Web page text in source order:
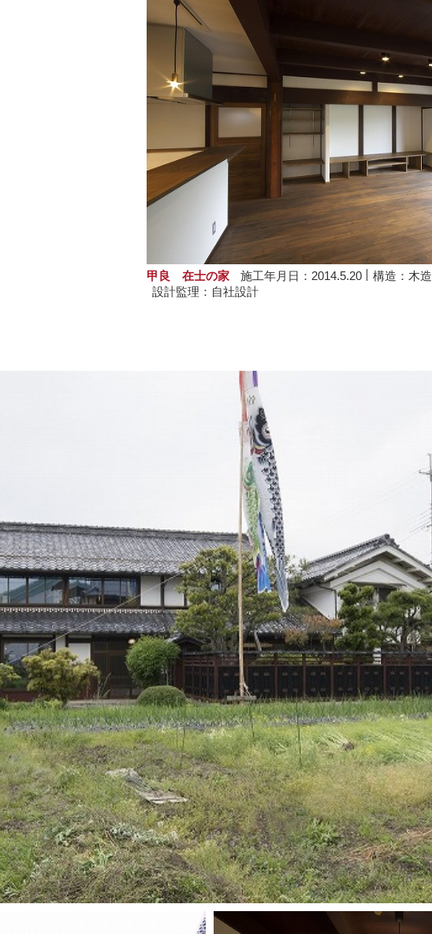
甲良 在士の家 施工年月日：2014.5.20 構造：木造
設計監理：自社設計